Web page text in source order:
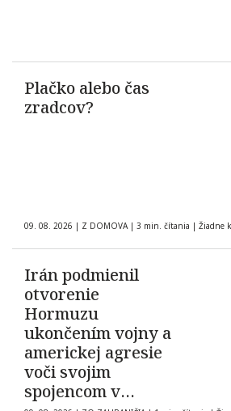
Plačko alebo čas
zradcov?
09. 08. 2026 | Z DOMOVA | 3 min. čítania | Žiadne
Irán podmienil
otvorenie
Hormuzu
ukončením vojny a
americkej agresie
voči svojim
spojencom v